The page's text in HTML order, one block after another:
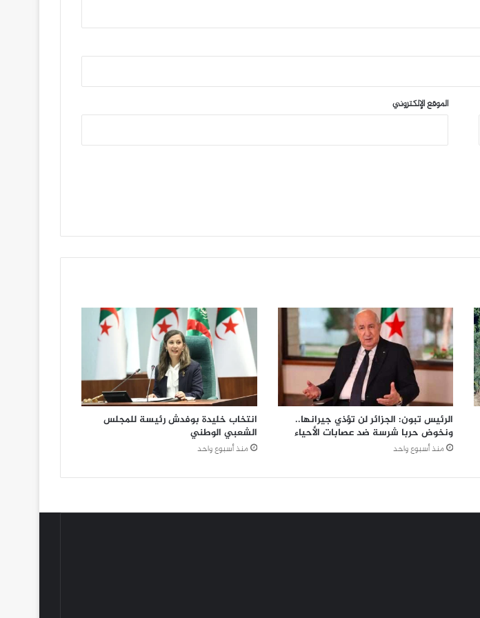
الموقع الإلكتروني
الرئيس تبون: الجزائر لن تؤذي جيرانها..
ونخوض حربا شرسة ضد عصابات الأحياء
منذ أسبوع واحد
انتخاب خليدة بوفدش رئيسة للمجلس
الشعبي الوطني
منذ أسبوع واحد